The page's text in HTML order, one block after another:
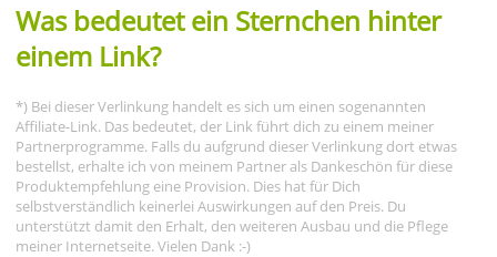
Was bedeutet ein Sternchen hinter
einem Link?
*) Bei dieser Verlinkung handelt es sich um einen sogenannten
Affiliate-Link. Das bedeutet, der Link führt dich zu einem meiner
Partnerprogramme. Falls du aufgrund dieser Verlinkung dort etwas
bestellst, erhalte ich von meinem Partner als Dankeschön für diese
Produktempfehlung eine Provision. Dies hat für Dich
selbstverständlich keinerlei Auswirkungen auf den Preis. Du
unterstützt damit den Erhalt, den weiteren Ausbau und die Pflege
meiner Internetseite. Vielen Dank :-)